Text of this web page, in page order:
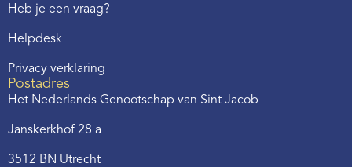
Heb je een vraag?
Helpdesk
Privacy verklaring
Postadres
Het Nederlands Genootschap van Sint Jacob
Janskerkhof 28 a
3512 BN Utrecht